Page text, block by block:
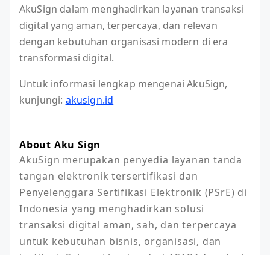
AkuSign dalam menghadirkan layanan transaksi
digital yang aman, terpercaya, dan relevan
dengan kebutuhan organisasi modern di era
transformasi digital.
Untuk informasi lengkap mengenai AkuSign,
kunjungi: akusign.id
About Aku Sign
AkuSign merupakan penyedia layanan tanda
tangan elektronik tersertifikasi dan
Penyelenggara Sertifikasi Elektronik (PSrE) di
Indonesia yang menghadirkan solusi
transaksi digital aman, sah, dan terpercaya
untuk kebutuhan bisnis, organisasi, dan